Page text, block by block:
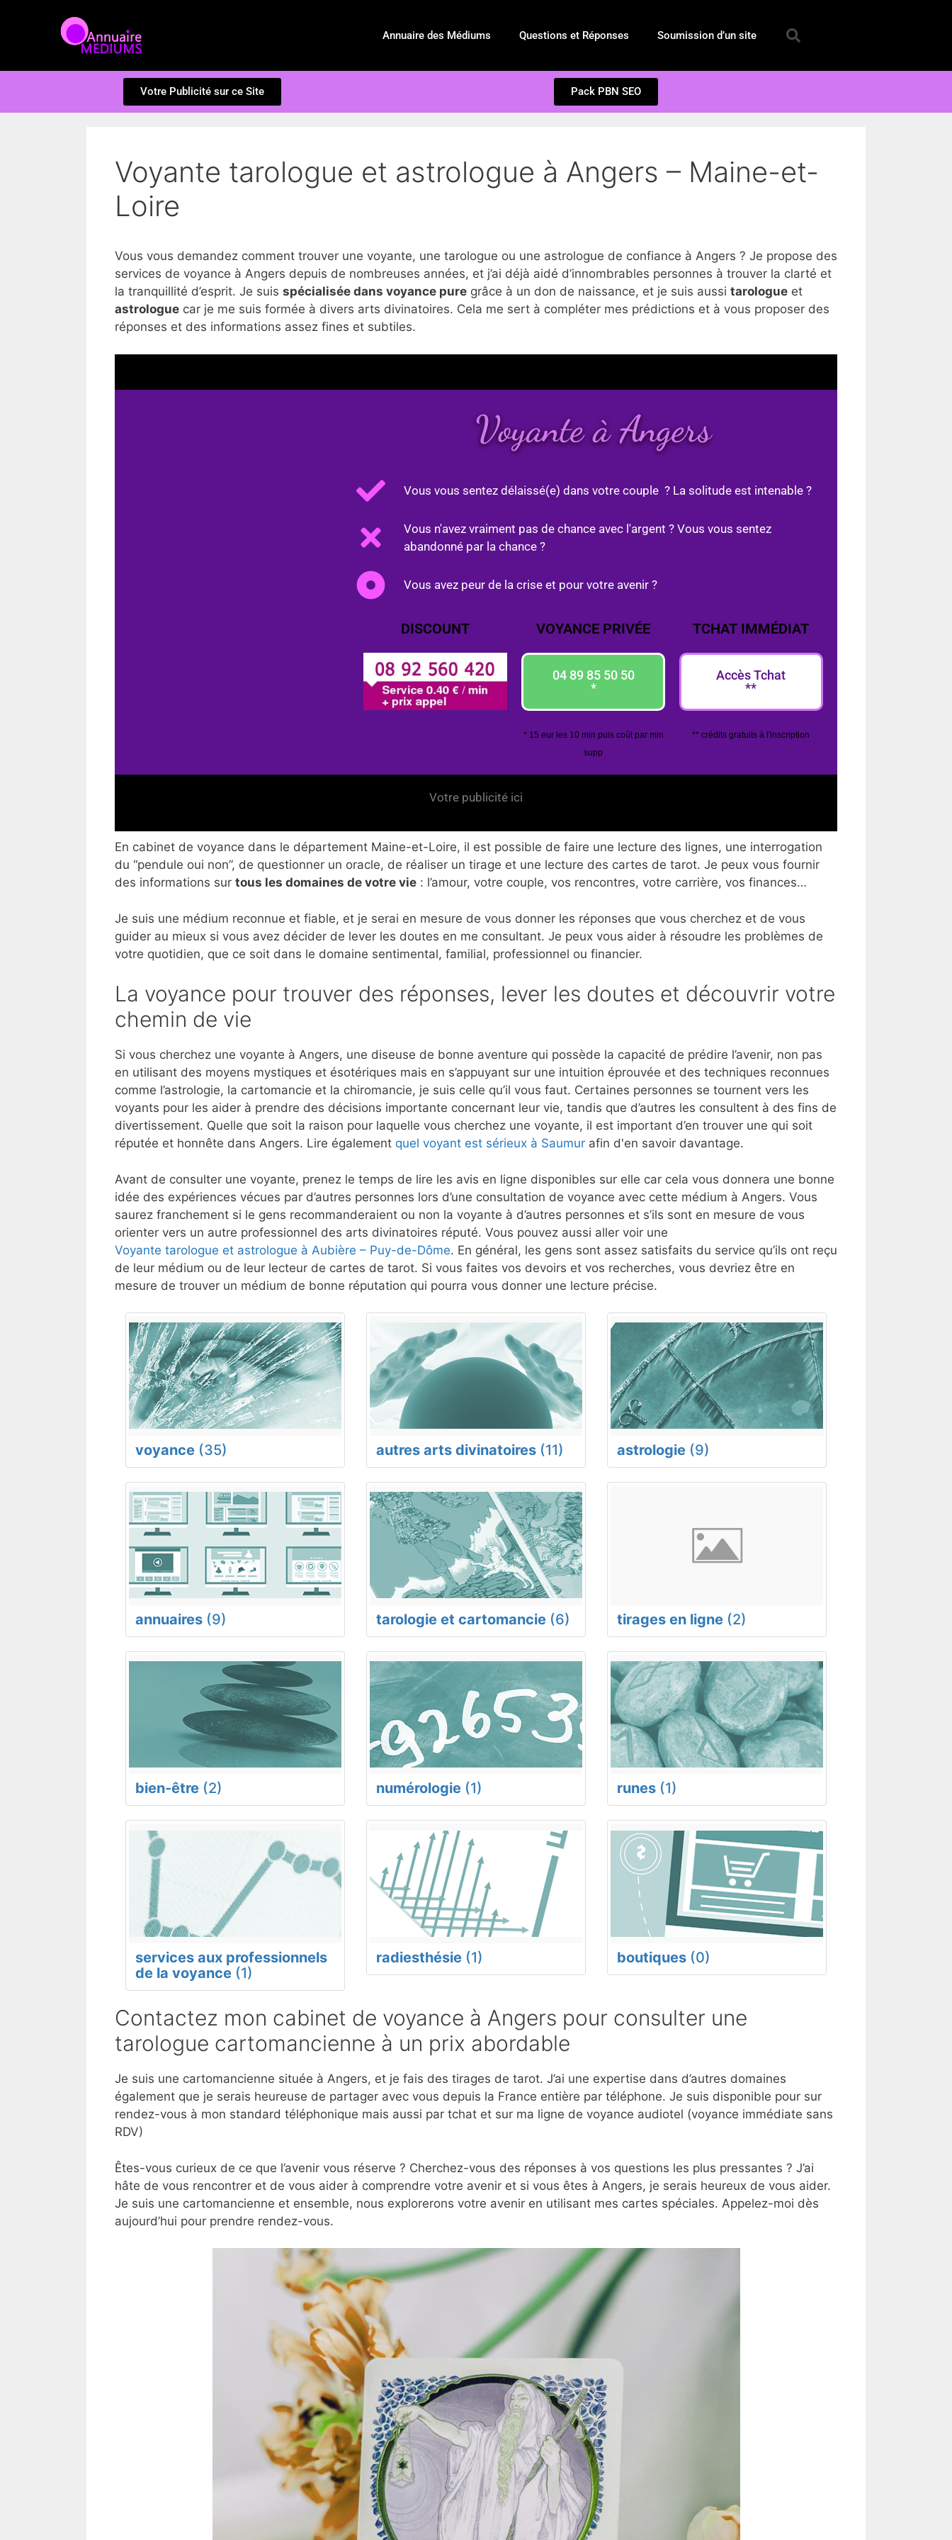
Annuaire des Médiums Questions et Réponses Soumission d’un site
Votre Publicité sur ce Site Pack PBN SEO
Voyante tarologue et astrologue à Angers – Maine-et-
Loire
Vous vous demandez comment trouver une voyante, une tarologue ou une astrologue de confiance à Angers ? Je propose des
services de voyance à Angers depuis de nombreuses années, et j’ai déjà aidé d’innombrables personnes à trouver la clarté et
la tranquillité d’esprit. Je suis spécialisée dans voyance pure grâce à un don de naissance, et je suis aussi tarologue et
astrologue car je me suis formée à divers arts divinatoires. Cela me sert à compléter mes prédictions et à vous proposer des
réponses et des informations assez fines et subtiles.
Voyante à Angers
Vous vous sentez délaissé(e) dans votre couple ? La solitude est intenable ?
Vous n'avez vraiment pas de chance avec l'argent ? Vous vous sentez
abandonné par la chance ?
Vous avez peur de la crise et pour votre avenir ?
DISCOUNT VOYANCE PRIVÉE
04 89 85 50 50
*
* 15 eur les 10 min puis coût par min
supp
TCHAT IMMÉDIAT
Accès Tchat
**
** crédits gratuits à l'inscription
Votre publicité ici
En cabinet de voyance dans le département Maine-et-Loire, il est possible de faire une lecture des lignes, une interrogation
du “pendule oui non”, de questionner un oracle, de réaliser un tirage et une lecture des cartes de tarot. Je peux vous fournir
des informations sur tous les domaines de votre vie : l’amour, votre couple, vos rencontres, votre carrière, vos finances…
Je suis une médium reconnue et fiable, et je serai en mesure de vous donner les réponses que vous cherchez et de vous
guider au mieux si vous avez décider de lever les doutes en me consultant. Je peux vous aider à résoudre les problèmes de
votre quotidien, que ce soit dans le domaine sentimental, familial, professionnel ou financier.
La voyance pour trouver des réponses, lever les doutes et découvrir votre
chemin de vie
Si vous cherchez une voyante à Angers, une diseuse de bonne aventure qui possède la capacité de prédire l’avenir, non pas
en utilisant des moyens mystiques et ésotériques mais en s’appuyant sur une intuition éprouvée et des techniques reconnues
comme l’astrologie, la cartomancie et la chiromancie, je suis celle qu’il vous faut. Certaines personnes se tournent vers les
voyants pour les aider à prendre des décisions importante concernant leur vie, tandis que d’autres les consultent à des fins de
divertissement. Quelle que soit la raison pour laquelle vous cherchez une voyante, il est important d’en trouver une qui soit
réputée et honnête dans Angers. Lire également quel voyant est sérieux à Saumur afin d'en savoir davantage.
Avant de consulter une voyante, prenez le temps de lire les avis en ligne disponibles sur elle car cela vous donnera une bonne
idée des expériences vécues par d’autres personnes lors d’une consultation de voyance avec cette médium à Angers. Vous
saurez franchement si le gens recommanderaient ou non la voyante à d’autres personnes et s’ils sont en mesure de vous
orienter vers un autre professionnel des arts divinatoires réputé. Vous pouvez aussi aller voir une
Voyante tarologue et astrologue à Aubière – Puy-de-Dôme. En général, les gens sont assez satisfaits du service qu’ils ont reçu
de leur médium ou de leur lecteur de cartes de tarot. Si vous faites vos devoirs et vos recherches, vous devriez être en
mesure de trouver un médium de bonne réputation qui pourra vous donner une lecture précise.
voyance (35) autres arts divinatoires (11) astrologie (9)
annuaires (9) tarologie et cartomancie (6) tirages en ligne (2)
bien-être (2) numérologie (1) runes (1)
services aux professionnels
de la voyance (1)
radiesthésie (1) boutiques (0)
Contactez mon cabinet de voyance à Angers pour consulter une
tarologue cartomancienne à un prix abordable
Je suis une cartomancienne située à Angers, et je fais des tirages de tarot. J’ai une expertise dans d’autres domaines
également que je serais heureuse de partager avec vous depuis la France entière par téléphone. Je suis disponible pour sur
rendez-vous à mon standard téléphonique mais aussi par tchat et sur ma ligne de voyance audiotel (voyance immédiate sans
RDV)
Êtes-vous curieux de ce que l’avenir vous réserve ? Cherchez-vous des réponses à vos questions les plus pressantes ? J’ai
hâte de vous rencontrer et de vous aider à comprendre votre avenir et si vous êtes à Angers, je serais heureux de vous aider.
Je suis une cartomancienne et ensemble, nous explorerons votre avenir en utilisant mes cartes spéciales. Appelez-moi dès
aujourd’hui pour prendre rendez-vous.